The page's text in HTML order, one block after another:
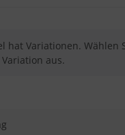
hat Variationen. Wählen
aus.